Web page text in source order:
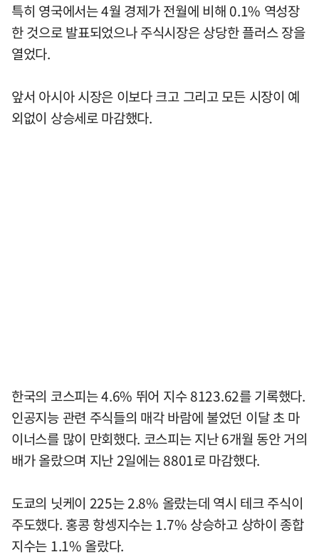
특히 영국에서는 4월 경제가 전월에 비해 0.1% 역성장
한 것으로 발표되었으나 주식시장은 상당한 플러스 장을
열었다.
앞서 아시아 시장은 이보다 크고 그리고 모든 시장이 예
외없이 상승세로 마감했다.
한국의 코스피는 4.6% 뛰어 지수 8123.62를 기록했다.
인공지능 관련 주식들의 매각 바람에 불었던 이달 초 마
이너스를 많이 만회했다. 코스피는 지난 6개월 동안 거의
배가 올랐으며 지난 2일에는 8801로 마감했다.
도쿄의 닛케이 225는 2.8% 올랐는데 역시 테크 주식이
주도했다. 홍콩 항셍지수는 1.7% 상승하고 상하이 종합
지수는 1.1% 올랐다.